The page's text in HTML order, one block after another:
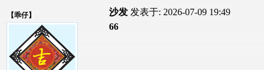
【乖仔】 沙发 发表于: 2026-07-09 19:49
66